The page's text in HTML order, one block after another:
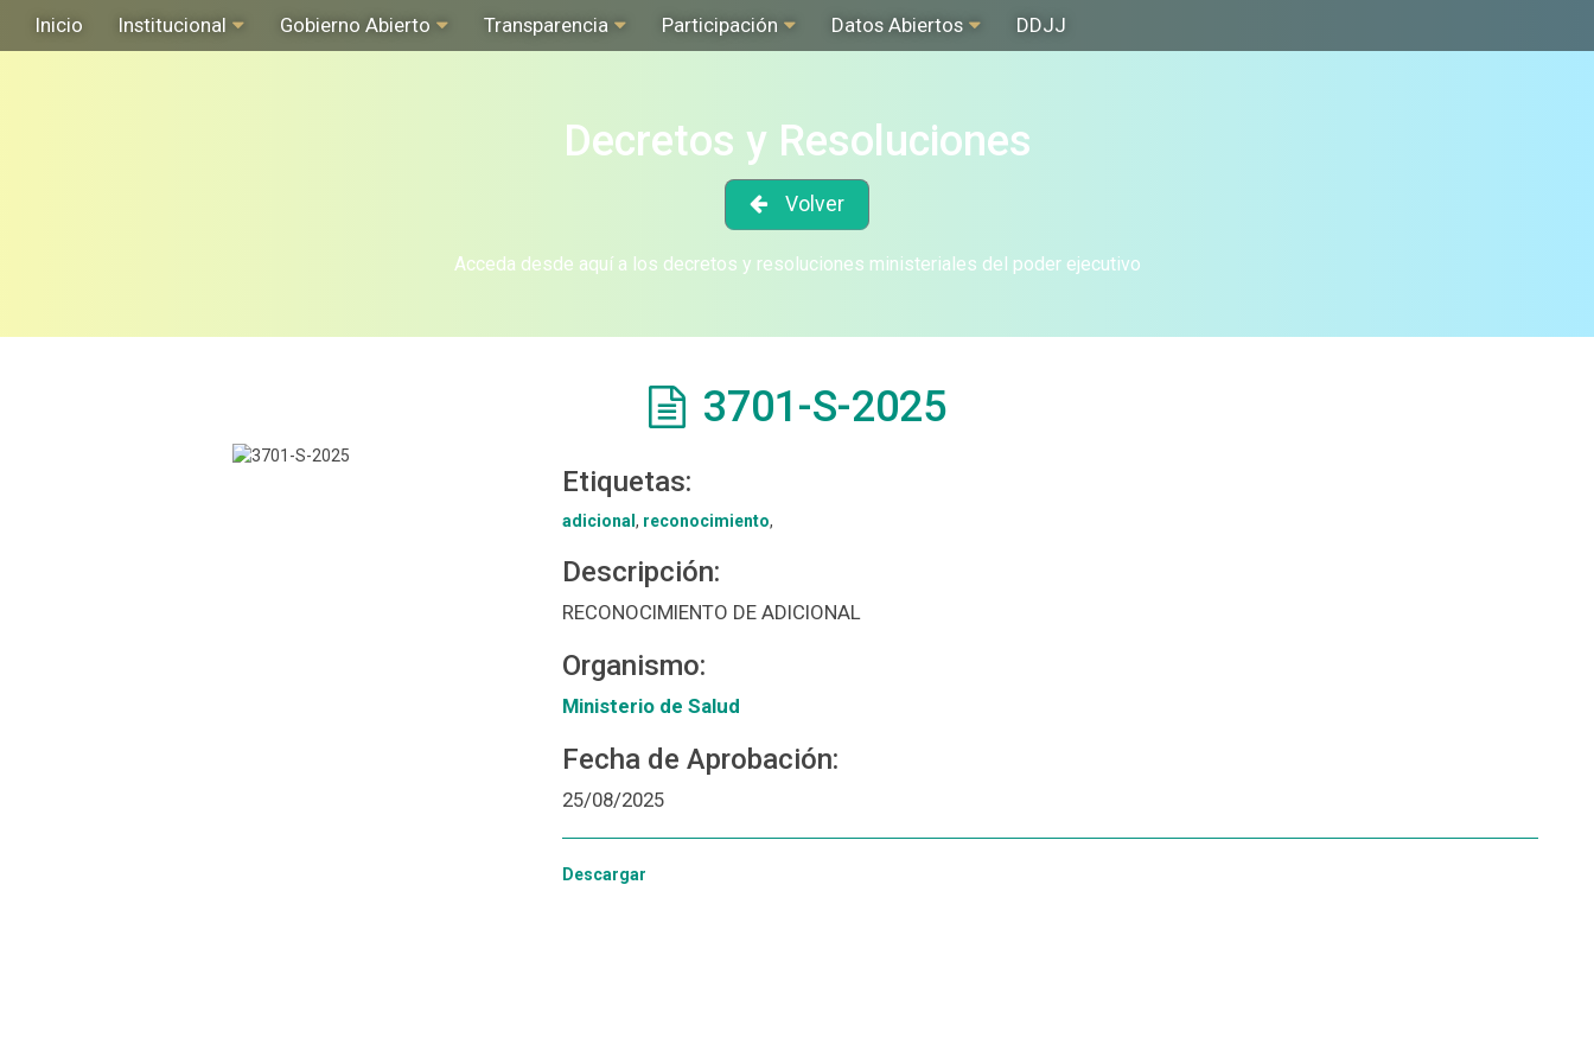
Inicio Institucional Gobierno Abierto Transparencia Participación Datos Abiertos DDJJ
Decretos y Resoluciones
Volver
Acceda desde aquí a los decretos y resoluciones ministeriales del poder ejecutivo
3701-S-2025
Etiquetas:
adicional , reconocimiento,
Descripción:
RECONOCIMIENTO DE ADICIONAL
Organismo:
Ministerio de Salud
Fecha de Aprobación:
25/08/2025
Descargar